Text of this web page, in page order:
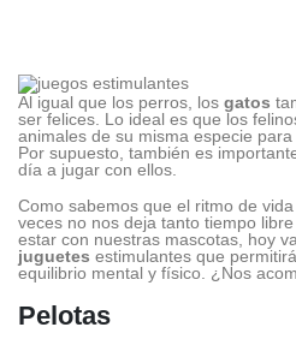
Al igual que los perros, los gatos
ser felices. Lo ideal es que los
animales de su misma especie
Por supuesto, también es
día a jugar con ellos.
Como sabemos que el ritmo de
veces no nos deja tanto tiempo
estar con nuestras mascotas, hoy
juguetes estimulantes que
equilibrio mental y físico. ¿Nos
Pelotas